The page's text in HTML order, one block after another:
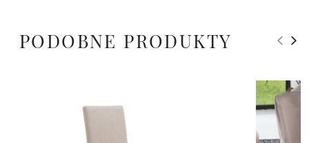
PODOBNE PRODUKTY